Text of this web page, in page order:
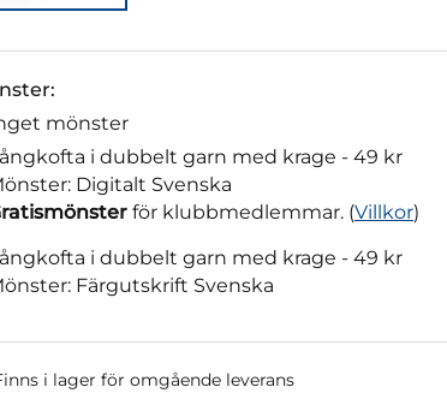
mönster
i dubbelt garn med krage - 49 kr
Digitalt Svenska
för klubbmedlemmar. (Villkor)
i dubbelt garn med krage - 49 kr
Färgutskrift Svenska
i lager för omgående leverans